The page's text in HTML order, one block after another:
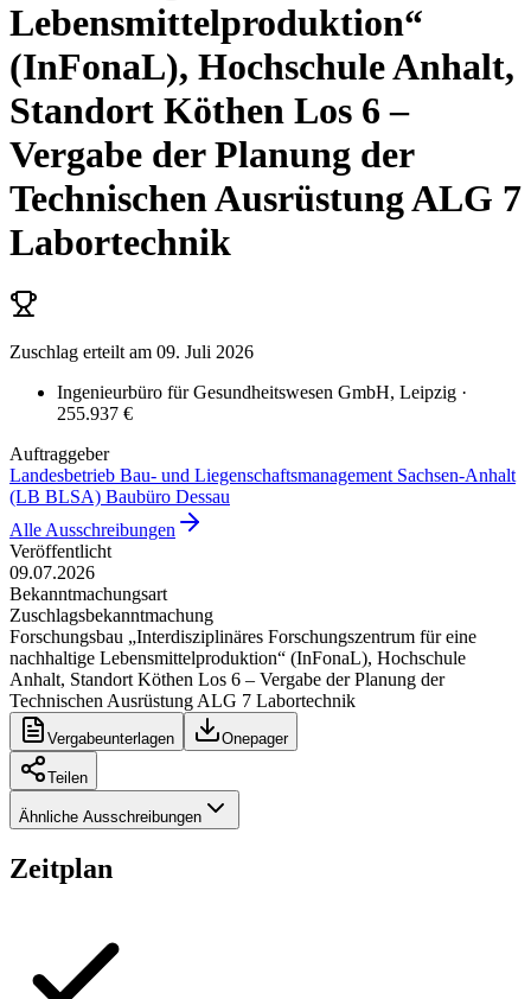
Lebensmittelproduktion“
(InFonaL), Hochschule Anhalt,
Standort Köthen Los 6 –
Vergabe der Planung der
Technischen Ausrüstung ALG 7
Labortechnik
Zuschlag erteilt am 09. Juli 2026
Ingenieurbüro für Gesundheitswesen GmbH, Leipzig ·
255.937 €
Auftraggeber
Landesbetrieb Bau- und Liegenschaftsmanagement Sachsen-Anhalt
(LB BLSA) Baubüro Dessau
Alle Ausschreibungen
Veröffentlicht
09.07.2026
Bekanntmachungsart
Zuschlagsbekanntmachung
Forschungsbau „Interdisziplinäres Forschungszentrum für eine
nachhaltige Lebensmittelproduktion“ (InFonaL), Hochschule
Anhalt, Standort Köthen Los 6 – Vergabe der Planung der
Technischen Ausrüstung ALG 7 Labortechnik
Vergabeunterlagen Onepager
Teilen
Ähnliche Ausschreibungen
Zeitplan